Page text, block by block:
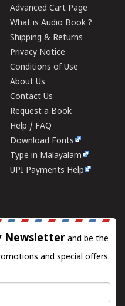
Advanced Cart Page
What is Audio Book ?
Shipping & Returns
Privacy Notice
Conditions of Use
About Us
Contact Us
Request a Book
Help / FAQ
Download Fonts
Type in Malayalam
UPI Payments Help
Newsletter and be the
and special offers.